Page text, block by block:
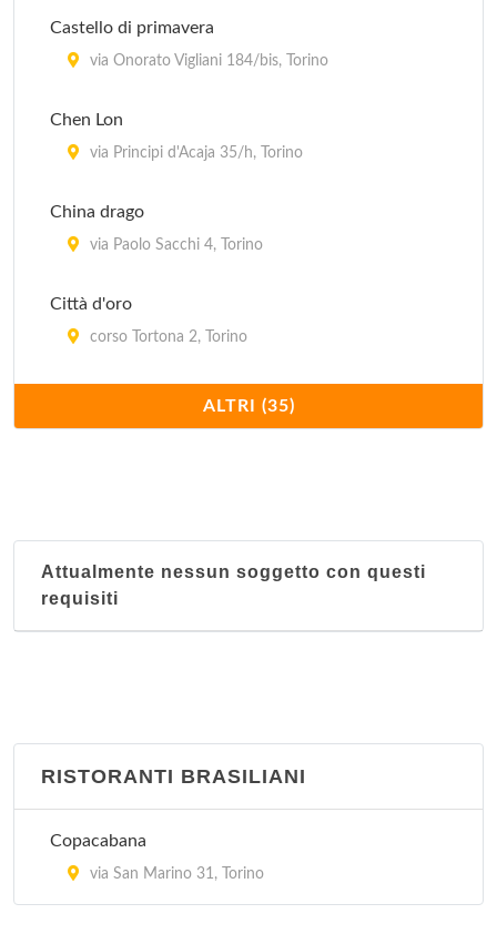
Castello di primavera
via Onorato Vigliani 184/bis, Torino
Chen Lon
via Principi d'Acaja 35/h, Torino
China drago
via Paolo Sacchi 4, Torino
Città d'oro
corso Tortona 2, Torino
corso Moncalieri 216/c, Torino
Du cheng
ALTRI (35)
Attualmente nessun soggetto con questi
requisiti
RISTORANTI BRASILIANI
Copacabana
via San Marino 31, Torino